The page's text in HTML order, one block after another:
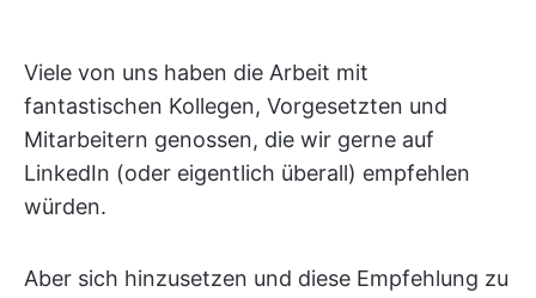
Viele von uns haben die Arbeit mit
fantastischen Kollegen, Vorgesetzten und
Mitarbeitern genossen, die wir gerne auf
LinkedIn (oder eigentlich überall) empfehlen
würden.
Aber sich hinzusetzen und diese Empfehlung zu